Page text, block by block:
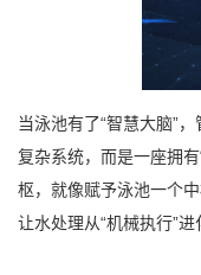
当泳池有了“智慧大脑”
复杂系统，而是一座拥
枢，就像赋予泳池一个
让水处理从“机械执行”进